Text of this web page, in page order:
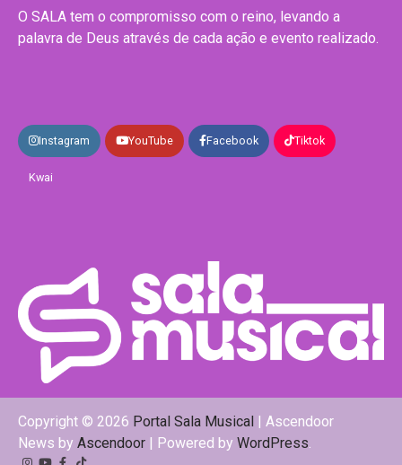
O SALA tem o compromisso com o reino, levando a
palavra de Deus através de cada ação e evento realizado.
Instagram YouTube Facebook Tiktok
Kwai
Copyright © 2026 Portal Sala Musical | Ascendoor
News by Ascendoor | Powered by WordPress